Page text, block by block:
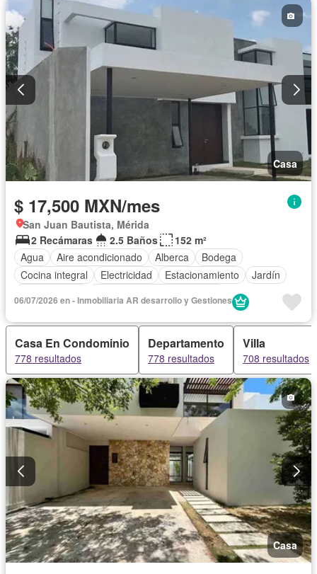
Casa
$ 17,500 MXN/mes
San Juan Bautista, Mérida
2 Recámaras
2.5 Baños
152 m²
Agua
Aire acondicionado Alberca
Bodega
Cocina integral
Electricidad Estacionamiento
Jardín
06/07/2026 en - Inmobiliaria AR desarrollo y Gestiones
Casa En Condominio
778 resultados
Departamento
778 resultados
Villa
708 resultados
Casa